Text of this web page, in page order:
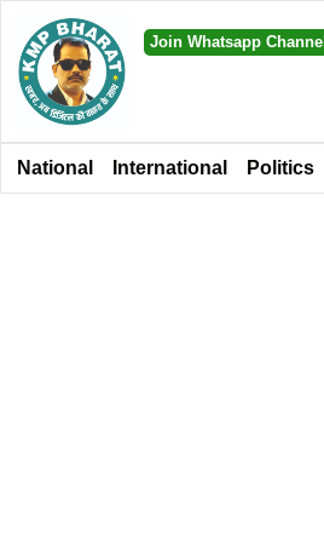
Join Whatsapp Channel
National International Politics